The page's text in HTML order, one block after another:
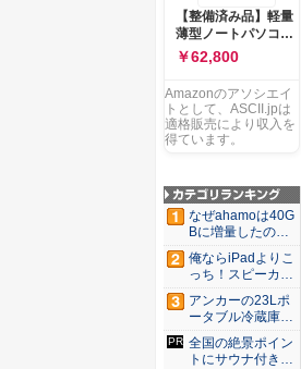
搭載 Windows 11 重
量1.7kg Wi-Fi 6E ク
ワイエットブルー
M1502NAQ-
【整備済み品】軽量
薄型ノートパソコン
dynabook G83 ■
13.3型
FHD(1920x1080) -
高性能第11世代Core
i5-1135G7 - メモリ
16GB - SSD 256GB
USB Type-C - MS
Office 2021 - Win11
搭載
￥62,800
Amazonのアソシエイ
トとして、ASCII.jpは
適格販売により収入を
得ています。
なぜahamoは40G
Bに増量したの
か ...
俺ならiPadよりこ
っち！スピーカー
9個...
アンカーの23Lポ
ータブル冷蔵庫が
Ama...
全国の絶景ポイン
トにサウナ付きの